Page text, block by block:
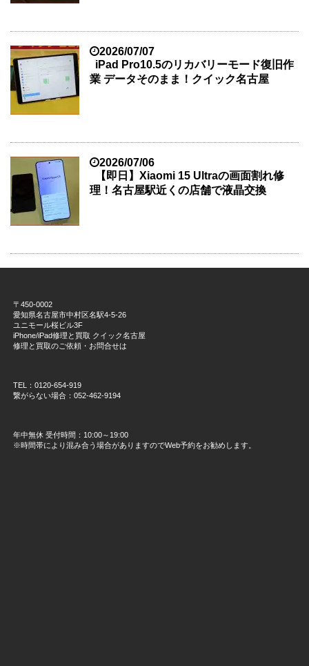
2026/07/07
iPad Pro10.5のリカバリーモード復旧作
業 データそのまま！クイック名古屋
2026/07/06
【即日】Xiaomi 15 Ultraの画面割れ修
理！名古屋駅近くの店舗で液晶交換
〒450-0002
愛知県名古屋市中村区名駅4-5-26
ユニモール桜ビル3F
iPhone/iPad修理と買取 クイック名古屋
修理と買取のご依頼・お問合せは
TEL：0120-654-919
繋がらない場合：052-462-9194
年中無休 受付時間：10:00～19:00
※時間帯により混み合う場合がありますのでWeb予約をお勧めします。